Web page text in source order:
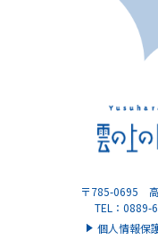
〒785-0695 高
TEL：
個人情報保